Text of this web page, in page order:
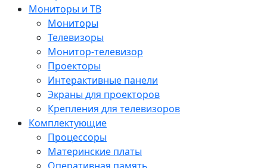
Мониторы и ТВ
Мониторы
Телевизоры
Монитор-телевизор
Проекторы
Интерактивные панели
Экраны для проекторов
Крепления для телевизоров
Комплектующие
Процессоры
Материнские платы